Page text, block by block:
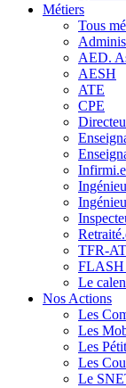
Métiers
Tous
AED.
AESH
ATE
CPE
TFR-
FLASH
Le
Nos Actions
Les
Les
Les
Les
Le